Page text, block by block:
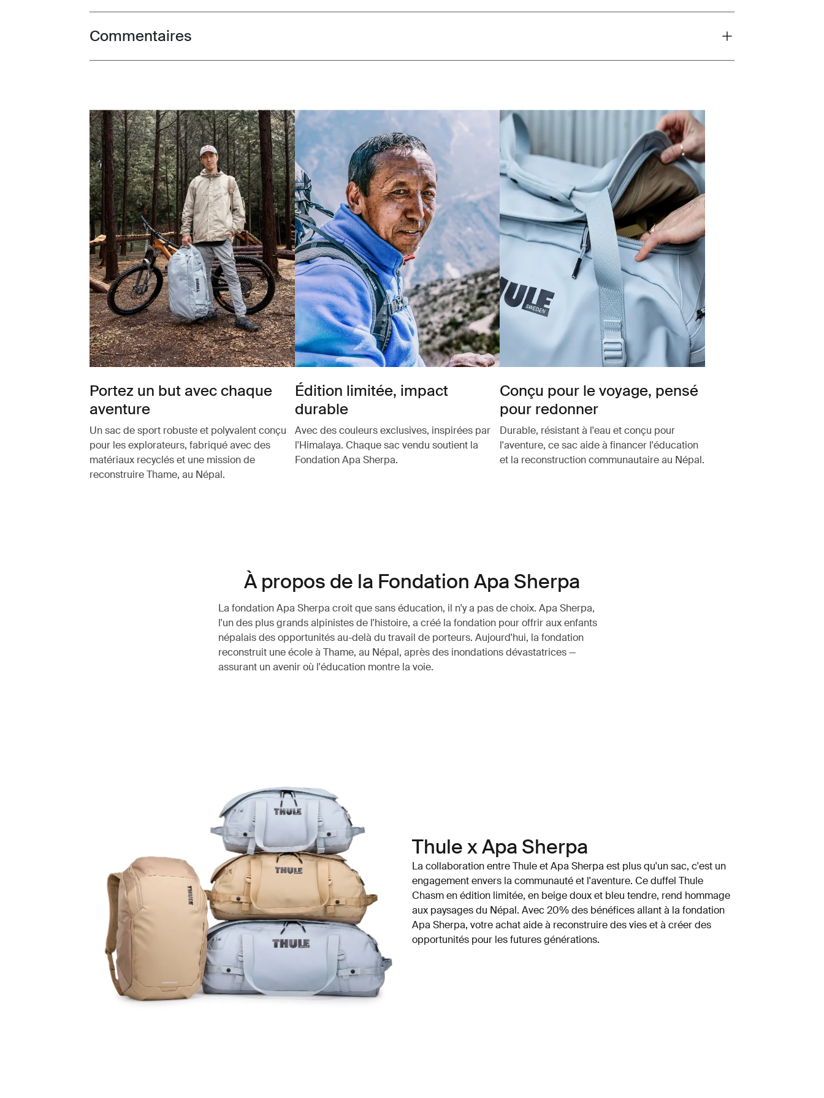
Toggle overview
Commentaires
Portez un but avec chaque
aventure
Un sac de sport robuste et polyvalent conçu
pour les explorateurs, fabriqué avec des
matériaux recyclés et une mission de
reconstruire Thame, au Népal.
Édition limitée, impact
durable
Avec des couleurs exclusives, inspirées par
l'Himalaya. Chaque sac vendu soutient la
Fondation Apa Sherpa.
Conçu pour le voyage, pensé
pour redonner
Durable, résistant à l'eau et conçu pour
l'aventure, ce sac aide à financer l'éducation
et la reconstruction communautaire au Népal.
À propos de la Fondation Apa Sherpa
La fondation Apa Sherpa croit que sans éducation, il n'y a pas de choix. Apa Sherpa,
l'un des plus grands alpinistes de l'histoire, a créé la fondation pour offrir aux enfants
népalais des opportunités au-delà du travail de porteurs. Aujourd'hui, la fondation
reconstruit une école à Thame, au Népal, après des inondations dévastatrices —
assurant un avenir où l'éducation montre la voie.
Thule x Apa Sherpa
La collaboration entre Thule et Apa Sherpa est plus qu'un sac, c'est un
engagement envers la communauté et l'aventure. Ce duffel Thule
Chasm en édition limitée, en beige doux et bleu tendre, rend hommage
aux paysages du Népal. Avec 20% des bénéfices allant à la fondation
Apa Sherpa, votre achat aide à reconstruire des vies et à créer des
opportunités pour les futures générations.